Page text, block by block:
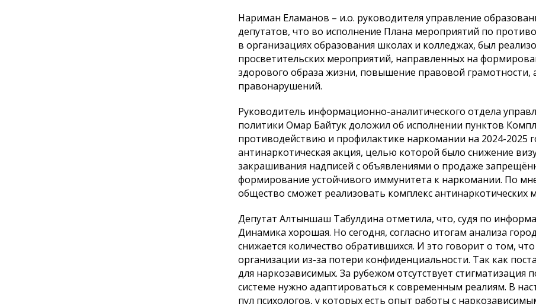
Нариман Еламанов – и.о. руководителя управление
депутатов, что во исполнение Плана мероприятий по
в организациях образования школах и колледжах, был
просветительских мероприятий, направленных на
здорового образа жизни, повышение правовой грамотности,
правонарушений.
Руководитель информационно-аналитического отдела
политики Омар Байтук доложил об исполнении пунктов
противодействию и профилактике наркомании на 2024-2025
антинаркотическая акция, целью которой было снижение
закрашивания надписей с объявлениями о продаже
формирование устойчивого иммунитета к наркомании. По
общество сможет реализовать комплекс антинаркотических
Депутат Алтыншаш Табулдина отметила, что, судя по
Динамика хорошая. Но сегодня, согласно итогам анализа
снижается количество обратившихся. И это говорит о том,
организации из-за потери конфиденциальности. Так как
для наркозависимых. За рубежом отсутствует стигматизация
системе нужно адаптироваться к современным реалиям. В
пул психологов, у которых есть опыт работы с